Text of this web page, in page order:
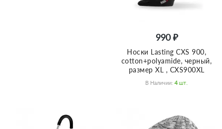
990 ₽
Носки Lasting CXS 900,
cotton+polyamide, черный,
размер XL , CXS900XL
В Наличии: 4 Шт.